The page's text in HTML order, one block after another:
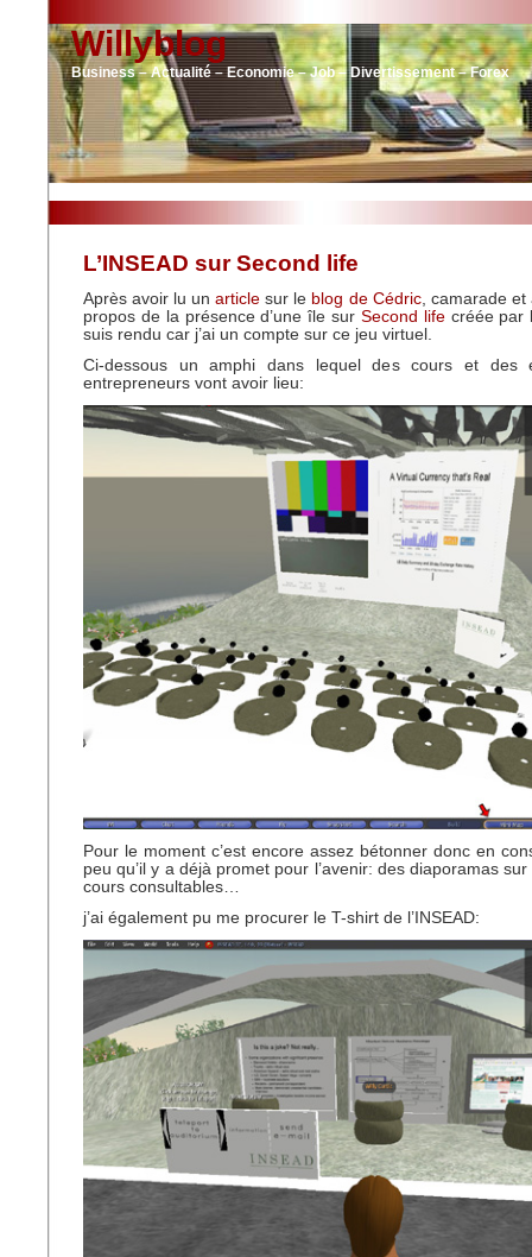
Willyblog
Business – Actualité – Economie – Job – Divertissement – Forex
L’INSEAD sur Second life
Après avoir lu unarticle sur le blog de Cédric, camarade et
propos de la présence d’une île sur Second lifecréée par
suis rendu car j’ai un compte sur ce jeu virtuel.
Ci-dessous un amphi dans lequel des cours et des
entrepreneurs vont avoir lieu:
Pour le moment c’est encore assez bétonner donc en
peu qu’il y a déjà promet pour l’avenir: des diaporamas
cours consultables…
j’ai également pu me procurer le T-shirt de l’INSEAD: